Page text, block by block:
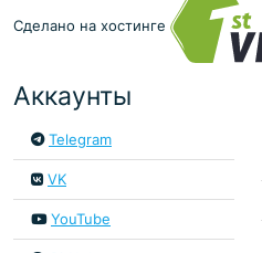
Сделано на хостинге
Аккаунты
Telegram
VK
YouTube